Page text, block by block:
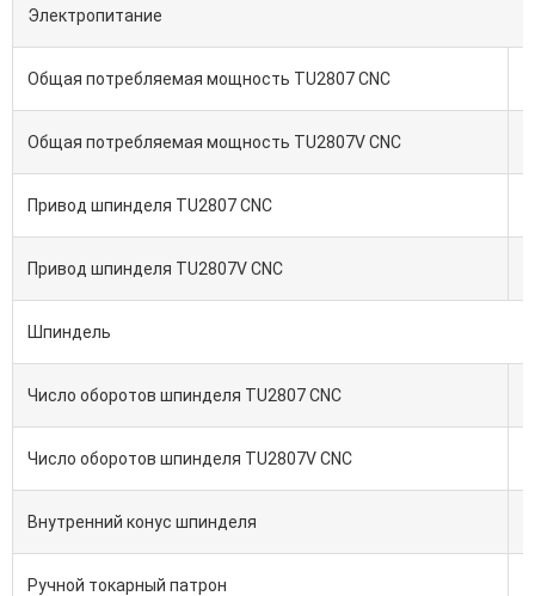
Электропитание
Общая потребляемая мощность TU2807 CNC
Общая потребляемая мощность TU2807V CNC
Привод шпинделя TU2807 CNC
Привод шпинделя TU2807V CNC
Шпиндель
Число оборотов шпинделя TU2807 CNC
Число оборотов шпинделя TU2807V CNC
Внутренний конус шпинделя
Ручной токарный патрон